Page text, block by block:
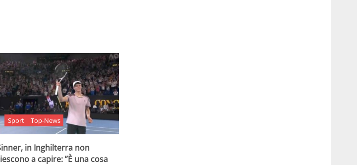
Sport Top-News
in Inghilterra non
a capire: ”È una cosa